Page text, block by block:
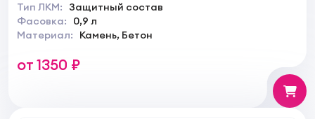
Тип ЛКМ: Защитный состав
Фасовка:
0,9 л
Материал:
Камень, Бетон
от 1350 ₽